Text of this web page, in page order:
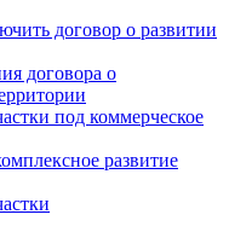
договор о развитии
договора о
под коммерческое
развитие